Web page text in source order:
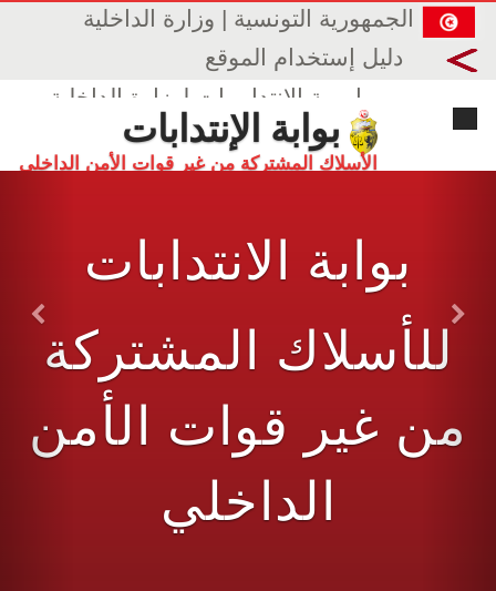
الجمهورية التونسية | وزارة الداخلية
دليل إستخدام الموقع
بوابــــة الإنتدابـــات لوزارة الداخلية
بوابة الإنتدابات
الأسلاك المشتركة من غير قوات الأمن الداخلي
بوابة
الانتدابات
للأسلاك المشتركة
من غير قوات الأمن
الداخلي
Next